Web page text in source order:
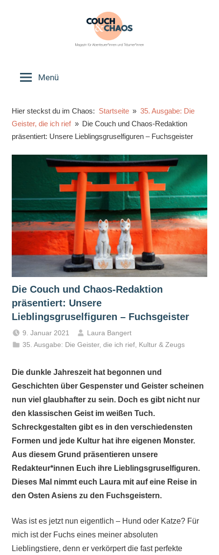
Chaos
Menü
Hier steckst du im Chaos: Startseite
35. Ausgabe: Die
Geister, die ich rief
Die Couch und Chaos-Redaktion
präsentiert: Unsere Lieblingsgruselfiguren – Fuchsgeister
Die Couch und Chaos-Redaktion
präsentiert: Unsere
Lieblingsgruselfiguren – Fuchsgeister
9. Januar 2021
Laura Bangert
35. Ausgabe: Die Geister, die ich rief Kultur & Zeugs
Die dunkle Jahreszeit hat begonnen und
Geschichten über Gespenster und Geister scheinen
nun viel glaubhafter zu sein. Doch es gibt nicht nur
den klassischen Geist im weißen Tuch.
Schreckgestalten gibt es in den verschiedensten
Formen und jede Kultur hat ihre eigenen Monster.
Aus diesem Grund präsentieren unsere
Redakteur*innen Euch ihre Lieblingsgruselfiguren.
Dieses Mal nimmt euch Laura mit auf eine Reise in
den Osten Asiens zu den Fuchsgeistern.
Was ist es jetzt nun eigentlich – Hund oder Katze? Für
mich ist der Fuchs eines meiner absoluten
Lieblingstiere, denn er verkörpert die fast perfekte